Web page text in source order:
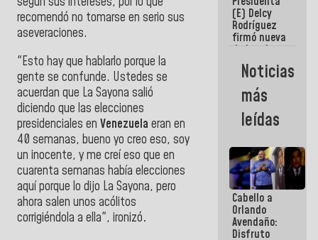
recomendó no tomarse en serio sus
aseveraciones.
"Esto hay que hablarlo porque la
gente se confunde. Ustedes se
acuerdan que La Sayona salió
diciendo que las elecciones
presidenciales en Venezuela eran en
40 semanas, bueno yo creo eso, soy
un inocente, y me creí eso que en
cuarenta semanas había elecciones
aquí porque lo dijo La Sayona, pero
ahora salen unos acólitos
corrigiéndola a ella", ironizó.
(E) Delcy
Rodríguez
firmó nueva
de Ley de
Arrendamiento
aprobada
por la AN
Noticias
más
leídas
Cabello a
Orlando
Avendaño:
Disfruto